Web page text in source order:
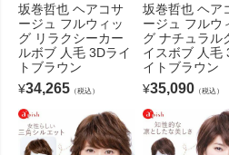
坂巻哲也 ヘアコサ
ージュ フルウィッ
グ リラクシーカー
ルボブ 人毛 3Dライ
トブラウン
¥34,265 （税込）
坂巻哲也 ヘア
ージュ フルウ
グ ナチュラル
イスボブ 人毛
イトブラウン
¥35,090 （税込）